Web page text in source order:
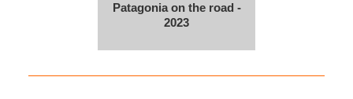
Patagonia on the road -
2023